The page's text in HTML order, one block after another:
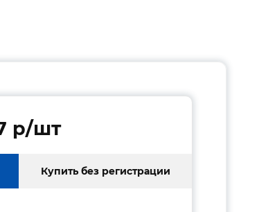
p/шт
Купить без регистрации